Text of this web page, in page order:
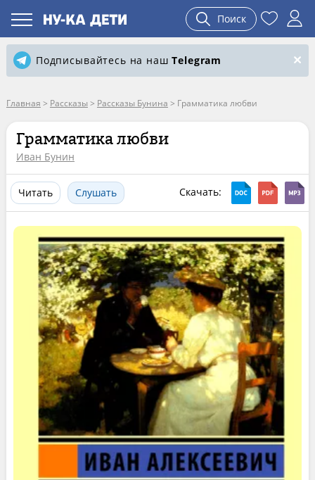
Поиск
Подписывайтесь на нашTelegram
Главная > Рассказы > Рассказы Бунина > Грамматика любви
Грамматика любви
Иван Бунин
Читать Слушать Скачать: